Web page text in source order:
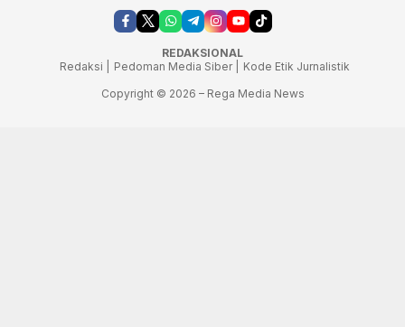
REDAKSIONAL
Redaksi |
Pedoman Media Siber |
Kode Etik Jurnalistik
Copyright © 2026 – Rega Media News